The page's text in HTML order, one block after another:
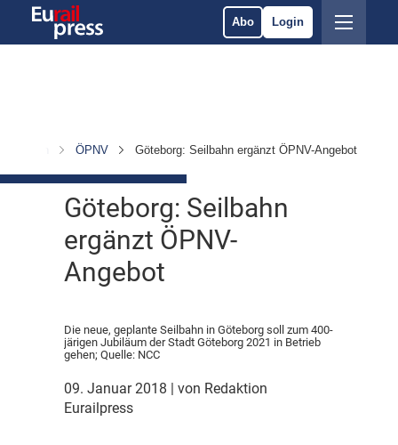
Abo Login
ÖPNV Göteborg: Seilbahn ergänzt ÖPNV-Angebot
Göteborg: Seilbahn
ergänzt ÖPNV-
Angebot
Die neue, geplante Seilbahn in Göteborg soll zum 400-
järigen Jubiläum der Stadt Göteborg 2021 in Betrieb
gehen; Quelle: NCC
09. Januar 2018
| von Redaktion
Eurailpress